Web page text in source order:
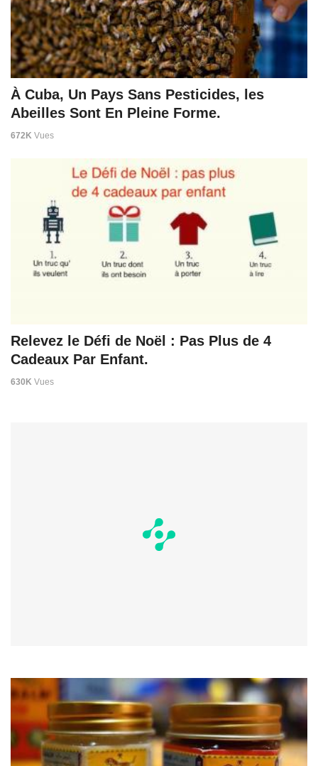
À Cuba, Un Pays Sans Pesticides, les
Abeilles Sont En Pleine Forme.
672K Vues
Relevez le Défi de Noël : Pas Plus de 4
Cadeaux Par Enfant.
630K Vues